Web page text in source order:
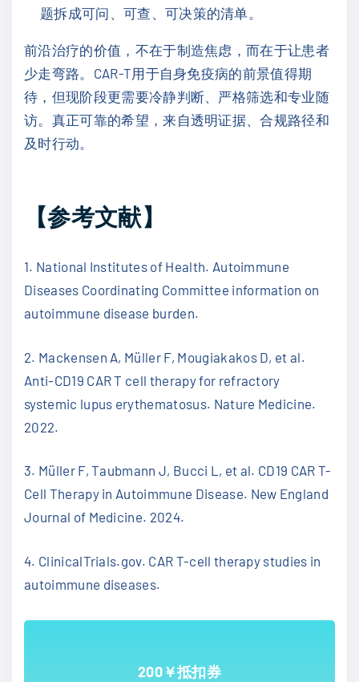
题拆成可问、可查、可决策的清单。
前沿治疗的价值，不在于制造焦虑，而在于让患者
少走弯路。CAR-T用于自身免疫病的前景值得期
待，但现阶段更需要冷静判断、严格筛选和专业随
访。真正可靠的希望，来自透明证据、合规路径和
及时行动。
【参考文献】
1. National Institutes of Health. Autoimmune
Diseases Coordinating Committee information on
autoimmune disease burden.
2. Mackensen A, Müller F, Mougiakakos D, et al.
Anti-CD19 CAR T cell therapy for refractory
systemic lupus erythematosus. Nature Medicine.
2022.
3. Müller F, Taubmann J, Bucci L, et al. CD19 CAR T-
Cell Therapy in Autoimmune Disease. New England
Journal of Medicine. 2024.
4. ClinicalTrials.gov. CAR T-cell therapy studies in
autoimmune diseases.
200￥抵扣券